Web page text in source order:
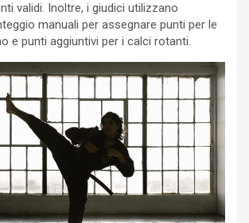
validi. Inoltre, i giudici utilizzano
manuali per assegnare punti per le
e punti aggiuntivi per i calci rotanti.